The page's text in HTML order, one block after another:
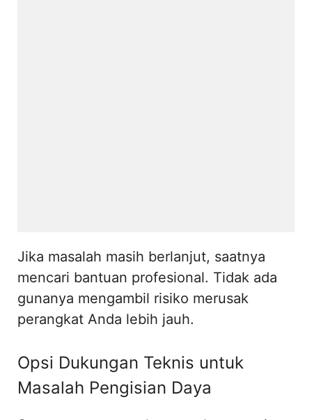
Jika masalah masih berlanjut, saatnya
mencari bantuan profesional. Tidak ada
gunanya mengambil risiko merusak
perangkat Anda lebih jauh.
Opsi Dukungan Teknis untuk
Masalah Pengisian Daya